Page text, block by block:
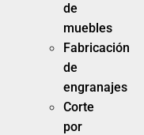
de
muebles
Fabricación
de
engranajes
Corte
por